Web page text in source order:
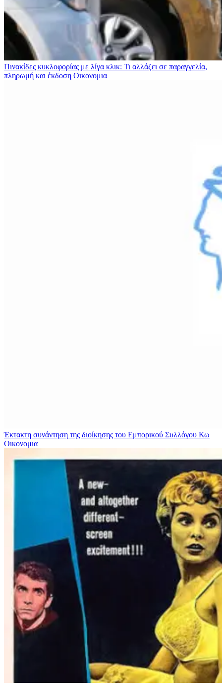
Πινακίδες κυκλοφορίας με λίγα κλικ: Τι αλλάζει σε παραγγελία,
πληρωμή και έκδοση Οικονομια
Έκτακτη συνάντηση της διοίκησης του Εμπορικού Συλλόγου Κω
Οικονομια